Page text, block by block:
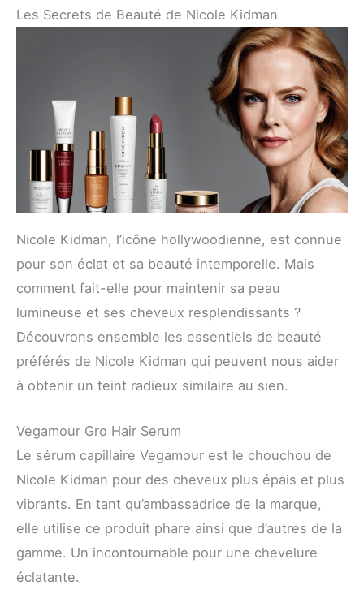
Les Secrets de Beauté de Nicole Kidman
Nicole Kidman, l’icône hollywoodienne, est connue
pour son éclat et sa beauté intemporelle. Mais
comment fait-elle pour maintenir sa peau
lumineuse et ses cheveux resplendissants ?
Découvrons ensemble les essentiels de beauté
préférés de Nicole Kidman qui peuvent nous aider
à obtenir un teint radieux similaire au sien.
Vegamour Gro Hair Serum
Le sérum capillaire Vegamour est le chouchou de
Nicole Kidman pour des cheveux plus épais et plus
vibrants. En tant qu’ambassadrice de la marque,
elle utilise ce produit phare ainsi que d’autres de la
gamme. Un incontournable pour une chevelure
éclatante.